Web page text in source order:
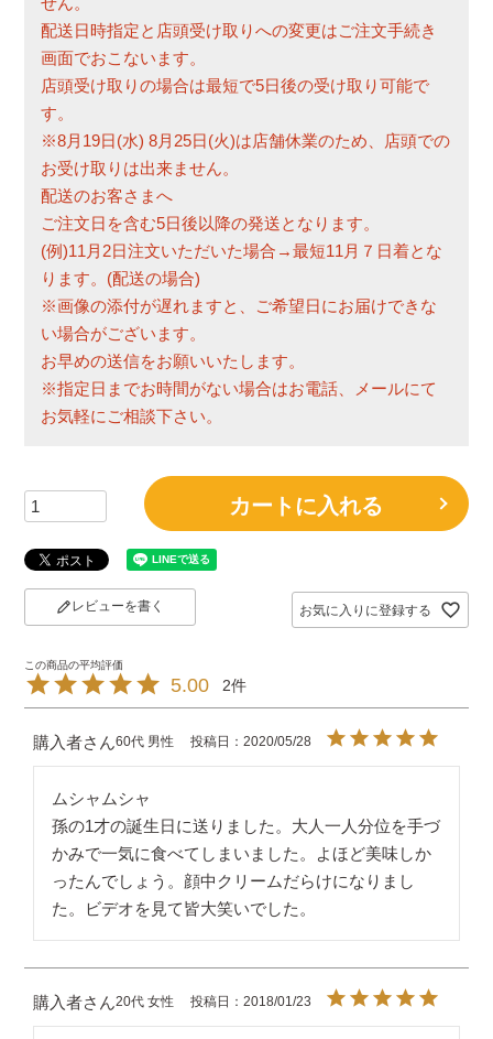
配送日時指定と店頭受け取りへの変更はご注文手続き
画面でおこないます。
店頭受け取りの場合は最短で5日後の受け取り可能で
す。
※8月19日(水) 8月25日(火)は店舗休業のため、店頭での
お受け取りは出来ません。
配送のお客さまへ
ご注文日を含む5日後以降の発送となります。
(例)11月2日注文いただいた場合→最短11月７日着とな
ります。(配送の場合)
※画像の添付が遅れますと、ご希望日にお届けできな
い場合がございます。
お早めの送信をお願いいたします。
※指定日までお時間がない場合はお電話、メールにて
お気軽にご相談下さい。
お気に入りに登録する
カートに入れる
5.00 2
購入者 60代 男性 投稿日 2020/05/28
ムシャムシャ
孫の1才の誕生日に送りました。大人一人分位を手づ
かみで一気に食べてしまいました。よほど美味しか
ったんでしょう。顔中クリームだらけになりまし
た。ビデオを見て皆大笑いでした。
購入者 20代 女性 投稿日 2018/01/23
レビューを書く